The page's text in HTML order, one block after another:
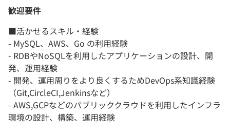
歓迎要件
■活かせるスキル・経験
- MySQL、AWS、Go の利用経験
- RDBやNoSQLを利用したアプリケーションの設計、開
発、運用経験
- 開発、運用周りをより良くするためDevOps系知識経験
（Git,CircleCI,Jenkinsなど）
- AWS,GCPなどのパブリッククラウドを利用したインフラ
環境の設計、構築、運用経験